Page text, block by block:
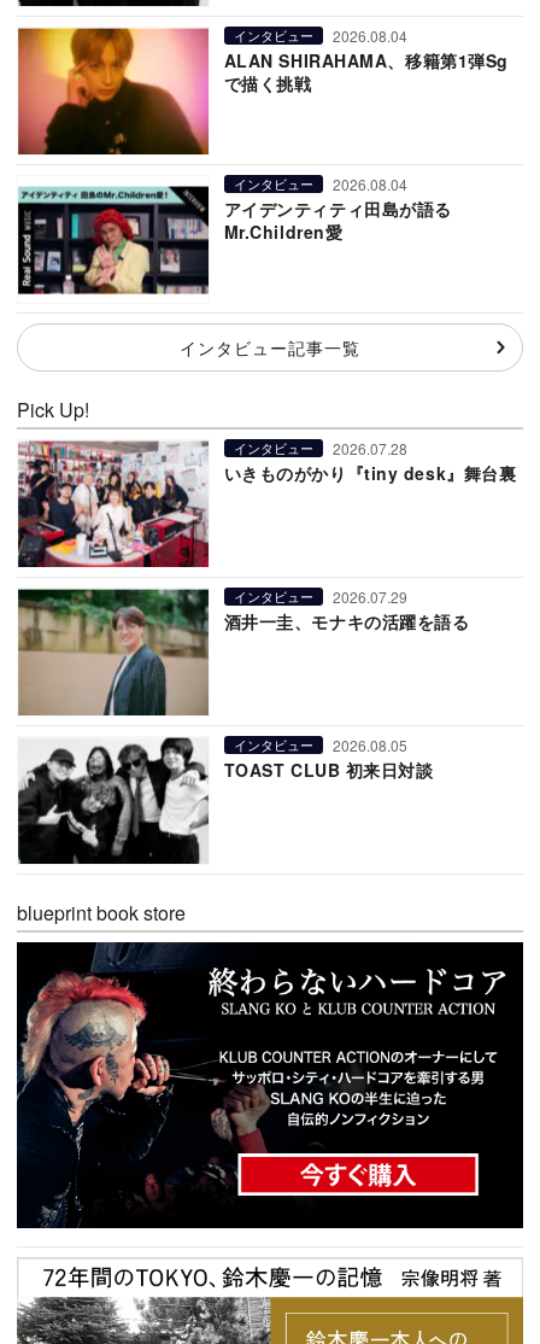
インタビュー 2026.08.04
ALAN SHIRAHAMA、移籍第1弾Sg
で描く挑戦
インタビュー 2026.08.04
アイデンティティ田島が語る
Mr.Children愛
インタビュー記事一覧
Pick Up!
インタビュー 2026.07.28
いきものがかり『tiny desk』舞台裏
インタビュー 2026.07.29
酒井一圭、モナキの活躍を語る
インタビュー 2026.08.05
TOAST CLUB 初来日対談
blueprint book store